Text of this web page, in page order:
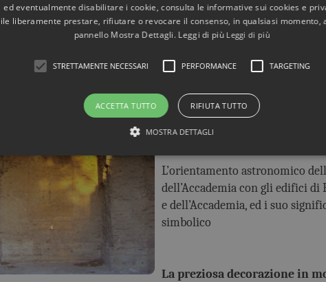
👉 Villa Adriana. Architettura
Solo in Italiano, con foto
✅ La storia dell’edificio
ancora in proprietà privata, che
visitare, con immagini esclusive.
L’orientamento astronomico
dell’Accademia con gli edifici di
e dell’Accademia, ed i suo
simbolico
La preziosa decorazione in
ed eventualmente disabilitare i cookie, consulta le informative sui cookies e
liberamente prestare, rifiutare o revocare il consenso, in qualsiasi momento,
pannello Mostra Dettagli. Leggi di piùLeggi di più
STRETTAMENTE NECESSARI PERFORMANCE TARGETING
ACCETTA TUTTO RIFIUTA TUTTO
MOSTRA DETTAGLI